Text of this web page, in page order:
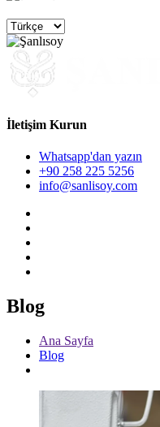
İletişim Kurun
Whatsapp'dan yazın
+90 258 225 5256
info@sanlisoy.com
Blog
Ana Sayfa
Blog